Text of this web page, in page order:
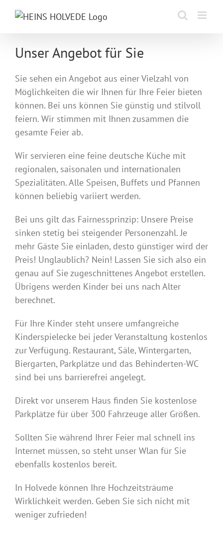
Inhalt
Unser Angebot für Sie
Sie sehen ein Angebot aus einer Vielzahl von
Möglichkeiten die wir Ihnen für Ihre Feier bieten
können. Bei uns können Sie günstig und stilvoll
feiern. Wir stimmen mit Ihnen zusammen die
gesamte Feier ab.
Wir servieren eine feine deutsche Küche mit
regionalen, saisonalen und internationalen
Spezialitäten. Alle Speisen, Buffets und Pfannen
können beliebig variiert werden.
Bei uns gilt das Fairnessprinzip: Unsere Preise
sinken stetig bei steigender Personenzahl. Je
mehr Gäste Sie einladen, desto günstiger wird der
Preis! Unglaublich? Nein! Lassen Sie sich also ein
genau auf Sie zugeschnittenes Angebot erstellen.
Übrigens werden Kinder bei uns nach Alter
berechnet.
Für Ihre Kinder steht unsere umfangreiche
Kinderspielecke bei jeder Veranstaltung kostenlos
zur Verfügung. Restaurant, Säle, Wintergarten,
Biergarten, Parkplätze und das Behinderten-WC
sind bei uns barrierefrei angelegt.
Direkt vor unserem Haus finden Sie kostenlose
Parkplätze für über 300 Fahrzeuge aller Größen.
Sollten Sie während Ihrer Feier mal schnell ins
Internet müssen, so steht unser Wlan für Sie
ebenfalls kostenlos bereit.
In Holvede können Ihre Hochzeitsträume
Wirklichkeit werden. Geben Sie sich nicht mit
weniger zufrieden!